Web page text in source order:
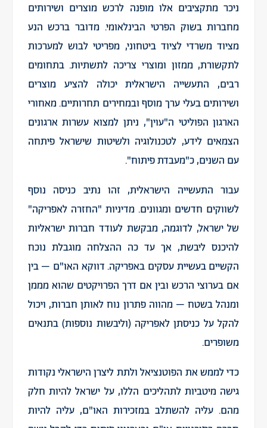
ניכר מתקציבים אלו מופנה לרכש מוצרים ושירותים
מחברות בשוק הפרטי הבינלאומי. מדובר ברכש הנע
מציוד משרדי לציוד ביטחוני, מפריטי לבוש למערכות
לתקשורת, ממזון ומוצרי צריכה לתשתיות. בתחומים
רבים, התעשייה הישראלית יכולה להציע מוצרים
ושירותים בעלי ערך מוסף ובמחירים תחרותיים. מאחורי
הארגון הפוליטי ה"עוין", ניתן למצוא עשרות ארגונים
הצמאים לידע, לטכנולוגיה ולשיטות שישראל פיתחה
עם השנים, כ"מעבדת פיתוח".
עבור התעשייה הישראלית, זהו נתיב כניסה נוסף
לשווקים חדשים ומגוונים. מדיניות "החזרה לאפריקה"
של ישראל, לדוגמה, מבקשת לעודד חברות ישראליות
להיכנס ליבשת, אך עד כה ההצלחה מוגבלת נוכח
הקשיים בעשיית עסקים באפריקה. דווקא האו"ם – בין
אם בערוצי הרכש ובין אם דרך הפרויקטים שהוא מממן
ומנהל בשטח – מהווה פתרון נוח לאותן חברות, ויכול
להקל על כניסתן לאפריקה (וליבשות נוספות) בתנאים
משופרים.
כדי לממש את הפוטנציאל ולתת ליצרן הישראלי נקודות
גישה מיטביות לתהליכים הללו, על ישראל להיות חלק
מהם. עליה להשתלב במזכירות האו"ם, עליה להיות